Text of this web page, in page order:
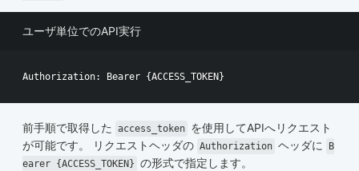
ユーザ単位でのAPI実行
前手順で取得した access_token を使用してAPIへリクエスト
が可能です。 リクエストヘッダの Authorization ヘッダに
B
earer {ACCESS_TOKEN} の形式で指定します。